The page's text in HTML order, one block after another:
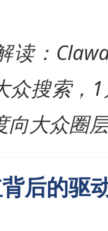
读：
众搜索，
向大众圈
后的驱